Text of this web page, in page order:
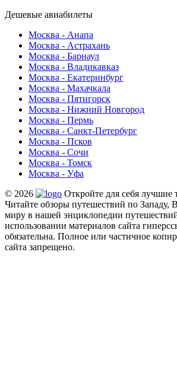
Дешевые авиабилеты
Москва - Анапа
Москва - Астрахань
Москва - Барнаул
Москва - Владикавказ
Москва - Екатеринбург
Москва - Махачкала
Москва - Пятигорск
Москва - Нижний Новгород
Москва - Пермь
Москва - Санкт-Петербург
Москва - Псков
Москва - Сочи
Москва - Томск
Москва - Уфа
© 2026
Откройте для себя лучшие
Читайте обзоры путешествий по Западу,
миру в нашей энциклопедии
использовании материалов сайта
обязательна. Полное или частичное
сайта запрещено.